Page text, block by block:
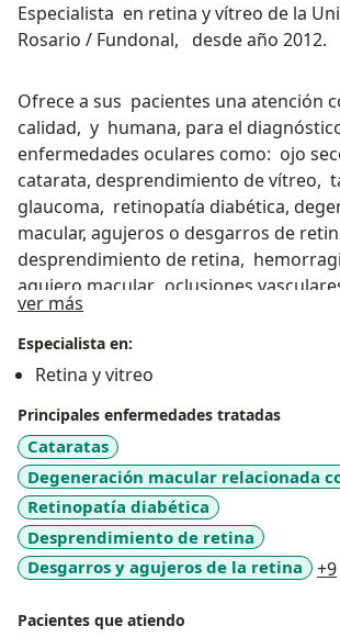
Especialista en retina y vítreo de la
Rosario / Fundonal, desde año 2012.
Ofrece a sus pacientes una atención
calidad, y humana, para el
enfermedades oculares como: ojo
catarata, desprendimiento de vítreo,
glaucoma, retinopatía diabética,
macular, agujeros o desgarros de
desprendimiento de retina,
agujero macular, oclusiones
así como el tratamiento con láser
iridotomía, fotocoagulación
intravítreas, cirugía de catarata y
vitreorretinianas.
ver más
Especialista en:
Retina y vitreo
Principales enfermedades tratadas
Cataratas
Degeneración macular relacionada
Retinopatía diabética
Desprendimiento de retina
Desgarros y agujeros de la retina
+9
Pacientes que atiendo